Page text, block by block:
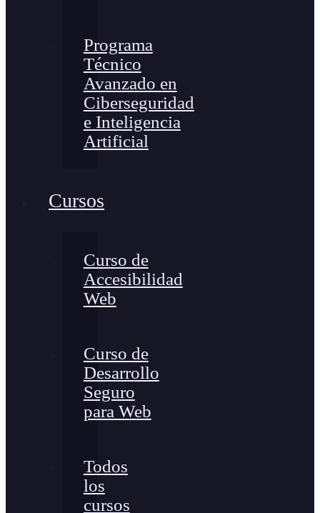
Programa
Técnico
Avanzado en
Ciberseguridad
e Inteligencia
Artificial
Cursos
Curso de
Accesibilidad
Web
Curso de
Desarrollo
Seguro
para Web
Todos
los
cursos